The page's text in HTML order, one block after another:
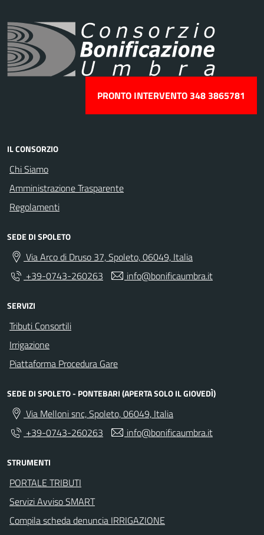
PRONTO INTERVENTO 348 3865781
IL CONSORZIO
Chi Siamo
Amministrazione Trasparente
Regolamenti
SEDE DI SPOLETO
Via Arco di Druso 37, Spoleto, 06049, Italia
+39-0743-260263
info@bonificaumbra.it
SERVIZI
Tributi Consortili
Irrigazione
Piattaforma Procedura Gare
SEDE DI SPOLETO - PONTEBARI (APERTA SOLO IL GIOVEDÌ)
Via Melloni snc, Spoleto, 06049, Italia
+39-0743-260263
info@bonificaumbra.it
STRUMENTI
PORTALE TRIBUTI
Servizi Avviso SMART
Compila scheda denuncia IRRIGAZIONE